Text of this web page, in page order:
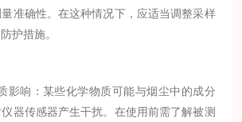
准确性。在这种情况下，应适当调整采样
护措施。
响：某些化学物质可能与烟尘中的成分
器传感器产生干扰。在使用前需了解被测